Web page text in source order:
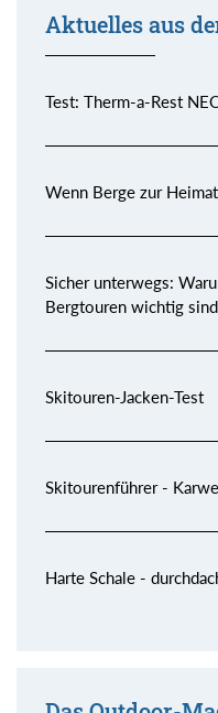
Aktuelles aus
Test: Therm-a-Rest
Wenn Berge zur
Sicher unterwegs:
Bergtouren wichtig sind
Skitouren-Jacken-Test
Skitourenführer -
Harte Schale -